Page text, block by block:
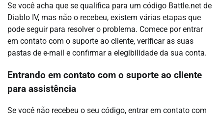
Se você acha que se qualifica para um código Battle.net de
Diablo IV, mas não o recebeu, existem várias etapas que
pode seguir para resolver o problema. Comece por entrar
em contato com o suporte ao cliente, verificar as suas
pastas de e-mail e confirmar a elegibilidade da sua conta.
Entrando em contato com o suporte ao cliente
para assistência
Se você não recebeu o seu código, entrar em contato com